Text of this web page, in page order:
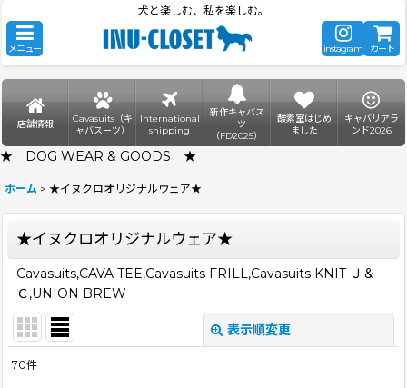
犬と楽しむ、私を楽しむ。
メニュー instagram カート
店舗情報
Cavasuits（キ
ャバスーツ）
International
shipping
新作キャバス
ーツ
（FD2025）
酸素室はじめ
ました
キャバリアラ
ンド2026
★ DOG WEAR & GOODS ★
ホーム > ★イヌクロオリジナルウェア★
★イヌクロオリジナルウェア★
Cavasuits,CAVA TEE,Cavasuits FRILL,Cavasuits KNIT Ｊ＆
Ｃ,UNION BREW
表示順変更
70件